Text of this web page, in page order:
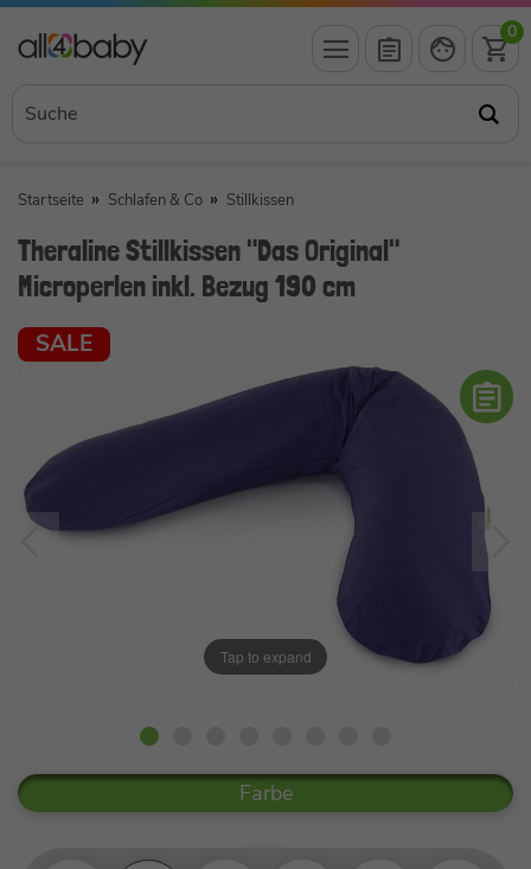
0
Startseite Schlafen & Co Stillkissen
Theraline Stillkissen "Das Original"
Microperlen inkl. Bezug 190 cm
SALE
Tap to expand
Farbe